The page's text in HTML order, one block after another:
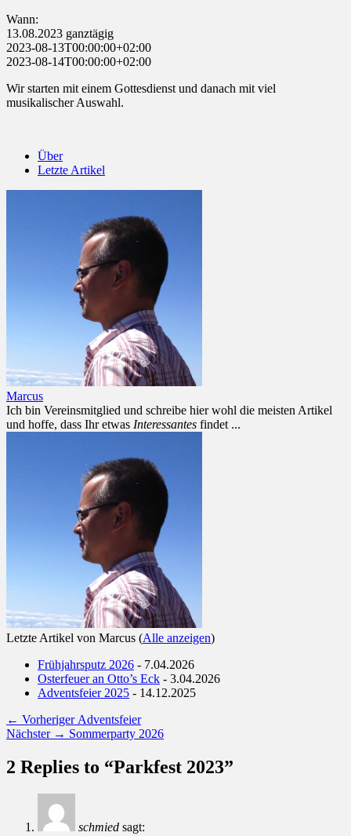
Wann:
13.08.2023 ganztägig
2023-08-13T00:00:00+02:00
2023-08-14T00:00:00+02:00
Wir starten mit einem Gottesdienst und danach mit viel
musikalischer Auswahl.
Über
Letzte Artikel
Marcus
Ich bin Vereinsmitglied und schreibe hier wohl die meisten Artikel
und hoffe, dass Ihr etwas Interessantes findet ...
Letzte Artikel von Marcus (Alle anzeigen)
Frühjahrsputz 2026 - 7.04.2026
Osterfeuer an Otto’s Eck - 3.04.2026
Adventsfeier 2025 - 14.12.2025
Beitragsnavigation
← Vorheriger Vorheriger
Beitrag:
Adventsfeier
Nächster → Nächster
Sommerparty 2026
2 Replies to “Parkfest 2023”
schmied sagt: